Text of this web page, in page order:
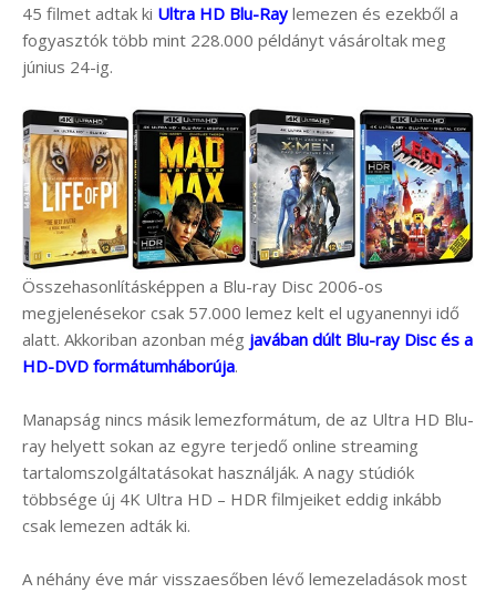
45 filmet adtak ki Ultra HD Blu-Raylemezen és ezekből a
fogyasztók több mint 228.000 példányt vásároltak meg
június 24-ig.
Összehasonlításképpen a Blu-ray Disc 2006-os
megjelenésekor csak 57.000 lemez kelt el ugyanennyi idő
alatt. Akkoriban azonban még javában dúlt Blu-ray Disc és a
HD-DVD formátumháborúja.
Manapság nincs másik lemezformátum, de az Ultra HD Blu-
ray helyett sokan az egyre terjedő online streaming
tartalomszolgáltatásokat használják. A nagy stúdiók
többsége új 4K Ultra HD – HDR filmjeiket eddig inkább
csak lemezen adták ki.
A néhány éve már visszaesőben lévő lemezeladások most